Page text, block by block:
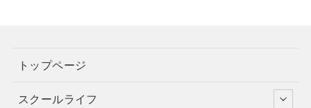
トップページ
スクールライフ